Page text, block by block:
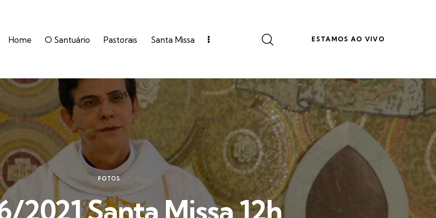
Home O Santuário Pastorais Santa Missa ESTAMOS AO VIVO
FOTOS
2021 Santa Missa 12h